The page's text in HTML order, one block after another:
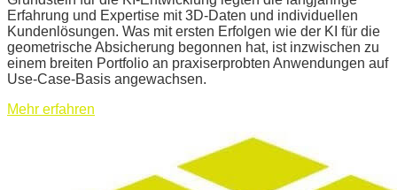
Erfahrung und Expertise mit 3D-Daten und individuellen
Kundenlösungen. Was mit ersten Erfolgen wie der KI für die
geometrische Absicherung begonnen hat, ist inzwischen zu
einem breiten Portfolio an praxiserprobten Anwendungen auf
Use-Case-Basis angewachsen.
Mehr erfahren